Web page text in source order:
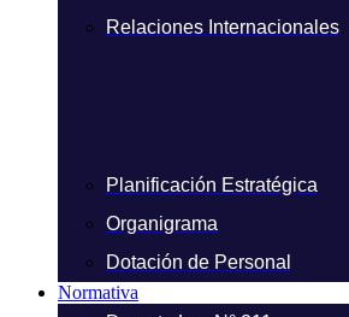
Relaciones Internacionales
Planificación Estratégica
Organigrama
Dotación de Personal
Normativa